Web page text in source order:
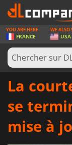
JEUX
CARTES PRÉPAYÉES
LOGICIELS
YOU ARE HERE
FRANCE
WE ALSO
USA
La
se
mise à